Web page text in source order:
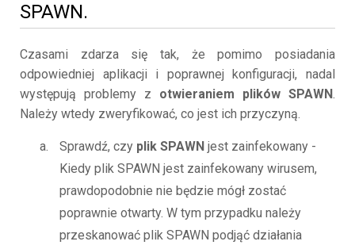
SPAWN.
Czasami zdarza się tak, że pomimo posiadania
odpowiedniej aplikacji i poprawnej konfiguracji, nadal
występują problemy z otwieraniem plików SPAWN.
Należy wtedy zweryfikować, co jest ich przyczyną.
Sprawdź, czy plik SPAWN jest zainfekowany -
Kiedy plik SPAWN jest zainfekowany wirusem,
prawdopodobnie nie będzie mógł zostać
poprawnie otwarty. W tym przypadku należy
przeskanować plik SPAWN podjąć działania